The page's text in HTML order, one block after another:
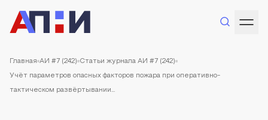
Главная АИ #7 (242) Статьи журнала АИ #7 (242)
Учёт параметров опасных факторов пожара при оперативно-
тактическом развёртывании...